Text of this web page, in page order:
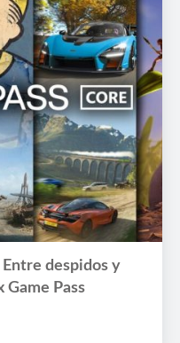
despidos y
Game Pass